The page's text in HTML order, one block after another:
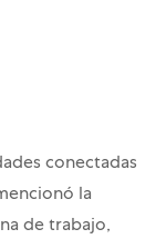
conectadas
la
de trabajo,